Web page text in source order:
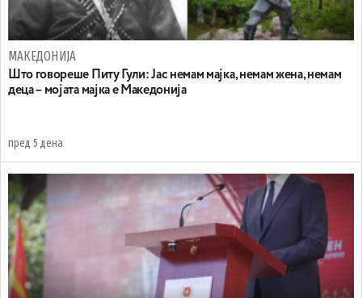
МАКЕДОНИЈА
Што говореше Питу Гули: Јас немам мајка, немам жена, немам
деца – мојата мајка е Македонија
пред 5 дена